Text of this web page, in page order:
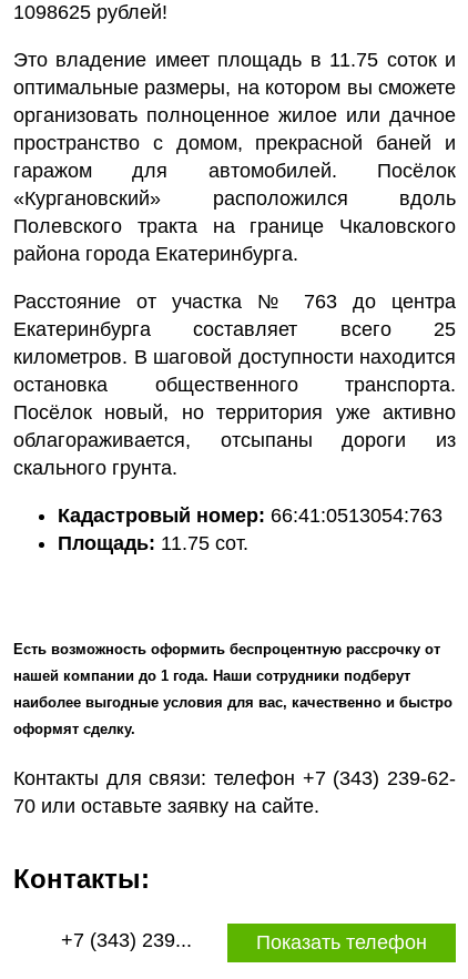
1098625 рублей!
Это владение имеет площадь в 11.75 соток и
оптимальные размеры, на котором вы сможете
организовать полноценное жилое или дачное
пространство с домом, прекрасной баней и
гаражом для автомобилей. Посёлок
«Кургановский» расположился вдоль
Полевского тракта на границе Чкаловского
района города Екатеринбурга.
Расстояние от участка № 763 до центра
Екатеринбурга составляет всего 25
километров. В шаговой доступности находится
остановка общественного транспорта.
Посёлок новый, но территория уже активно
облагораживается, отсыпаны дороги из
скального грунта.
Кадастровый номер: 66:41:0513054:763
Площадь: 11.75 сот.
Есть возможность оформить беспроцентную рассрочку от
нашей компании до 1 года. Наши сотрудники подберут
наиболее выгодные условия для вас, качественно и быстро
оформят сделку.
Контакты для связи: телефон +7 (343) 239-62-
70 или оставьте заявку на сайте.
Контакты:
+7 (343) 239... Показать телефон